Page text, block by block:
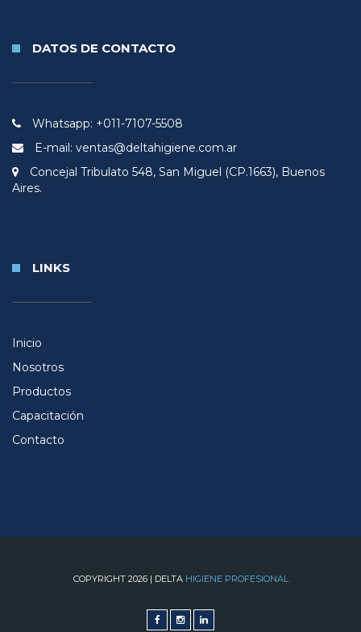
DATOS DE CONTACTO
Whatsapp: +011-7107-5508
E-mail: ventas@deltahigiene.com.ar
Concejal Tribulato 548, San Miguel (CP.1663), Buenos
Aires.
LINKS
Inicio
Nosotros
Productos
Capacitación
Contacto
COPYRIGHT 2026 | DELTA HIGIENE PROFESIONAL